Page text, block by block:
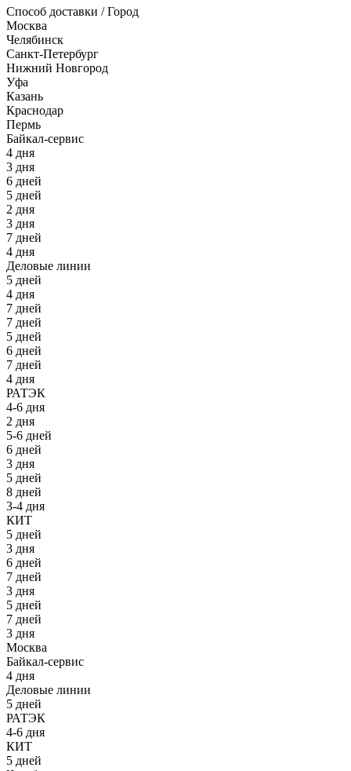
Способ доставки / Город
Москва
Челябинск
Санкт-Петербург
Нижний Новгород
Уфа
Казань
Краснодар
Пермь
Байкал-сервис
4 дня
3 дня
6 дней
5 дней
2 дня
3 дня
7 дней
4 дня
Деловые линии
5 дней
4 дня
7 дней
7 дней
5 дней
6 дней
7 дней
4 дня
РАТЭК
4-6 дня
2 дня
5-6 дней
6 дней
3 дня
5 дней
8 дней
3-4 дня
КИТ
5 дней
3 дня
6 дней
7 дней
3 дня
5 дней
7 дней
3 дня
Москва
Байкал-сервис
4 дня
Деловые линии
5 дней
РАТЭК
4-6 дня
КИТ
5 дней